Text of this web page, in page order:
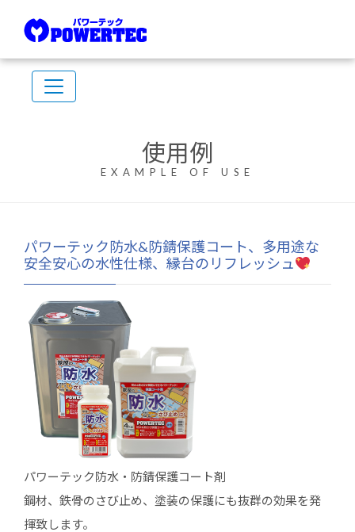
使用例
EXAMPLE OF USE
パワーテック防水&防錆保護コート、多用途な
安全安心の水性仕様、縁台のリフレッシュ
パワーテック防水・防錆保護コート剤
鋼材、鉄骨のさび止め、塗装の保護にも抜群の効果を発
揮致します。